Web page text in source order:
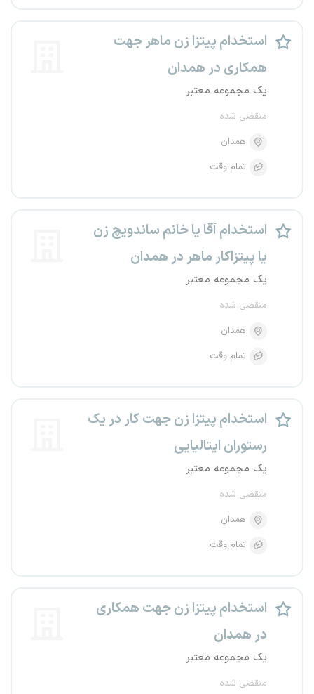
استخدام پیتزا زن ماهر جهت
همکاری در همدان
یک مجموعه معتبر
منقضی شده
همدان
تمام وقت
استخدام آقا یا خانم ساندویچ زن
یا پیتزاکار ماهر در همدان
یک مجموعه معتبر
منقضی شده
همدان
تمام وقت
استخدام پیتزا زن جهت کار در یک
رستوران ایتالیایی
یک مجموعه معتبر
منقضی شده
همدان
تمام وقت
استخدام پیتزا زن جهت همکاری
در همدان
یک مجموعه معتبر
منقضی شده